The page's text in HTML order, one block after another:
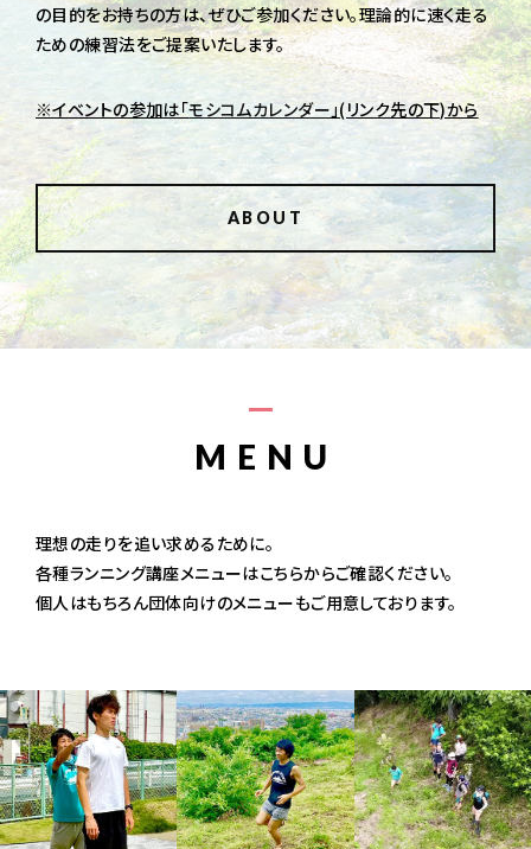
の目的をお持ちの方は、ぜひご参加ください。理論的に速く走る
ための練習法をご提案いたします。
※イベントの参加は「モシコムカレンダー 」(リンク先の下)から
ABOUT
MENU
理想の走りを追い求めるために。
各種ランニング講座メニューはこちらからご確認ください。
個人はもちろん団体向けのメニューもご用意しております。